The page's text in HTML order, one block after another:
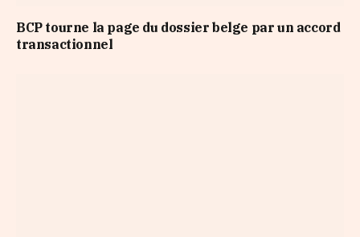
BCP tourne la page du dossier belge par un accord
transactionnel